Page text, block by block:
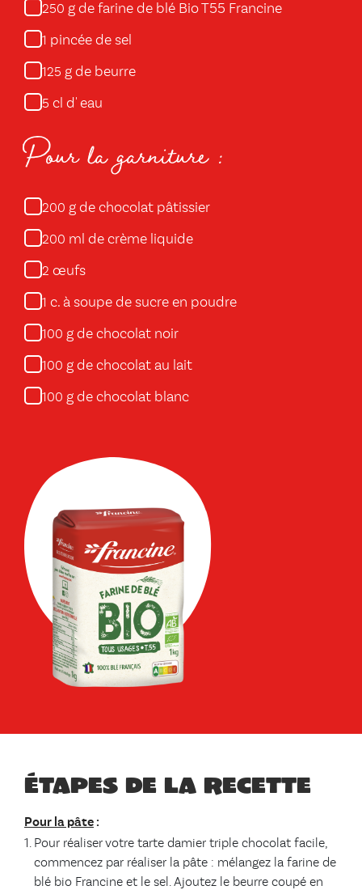
250 g de farine de blé Bio T55 Francine
1 pincée de sel
125 g de beurre
5 cl d' eau
Pour la garniture :
200 g de chocolat pâtissier
200 ml de crème liquide
2 œufs
1 c. à soupe de sucre en poudre
100 g de chocolat noir
100 g de chocolat au lait
100 g de chocolat blanc
Étapes de la recette
Pour la pâte :
Pour réaliser votre tarte damier triple chocolat facile,
commencez par réaliser la pâte : mélangez la farine de
blé bio Francine et le sel. Ajoutez le beurre coupé en